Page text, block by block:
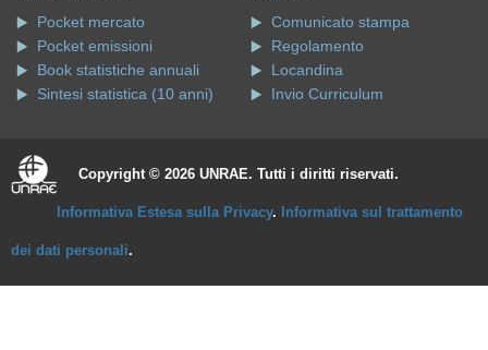
Pocket mercato
Pocket emissioni
Book statistiche annuali
Sintesi statistica (10 anni)
Comunicato stampa
Regolamento
Locandina
Invio Curriculum
Copyright © 2026 UNRAE. Tutti i diritti riservati.
Informativa Estesa sulla Privacy. Informativa sul trattamento
dei dati personali.